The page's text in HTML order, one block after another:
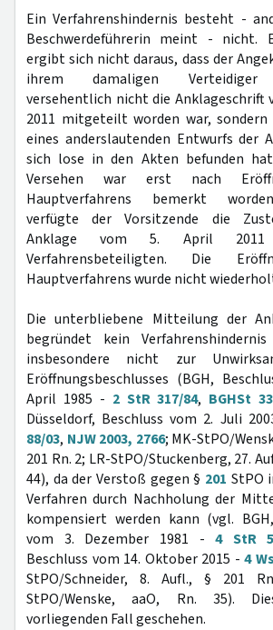
Ein Verfahrenshindernis besteht -
Beschwerdeführerin meint - nicht.
ergibt sich nicht daraus, dass der
ihrem damaligen Verteidiger
versehentlich nicht die Anklageschrift
2011 mitgeteilt worden war, sondern
eines anderslautenden Entwurfs der
sich lose in den Akten befunden
Versehen war erst nach
Hauptverfahrens bemerkt
verfügte der Vorsitzende die
Anklage vom 5. April
Verfahrensbeteiligten. Die
Hauptverfahrens wurde nicht
Die unterbliebene Mitteilung der
begründet kein
insbesondere nicht zur
Eröffnungsbeschlusses (BGH,
April 1985 - 2 StR 317/84, BGHSt
Düsseldorf, Beschluss vom 2. Juli
88/03, NJW 2003, 2766; MK-StPO/
201 Rn. 2; LR-StPO/Stuckenberg, 27.
44), da der Verstoß gegen § 201 StPO
Verfahren durch Nachholung der
kompensiert werden kann (vgl.
vom 3. Dezember 1981 -4 StR
Beschluss vom 14. Oktober 2015 -4
StPO/Schneider, 8. Aufl., § 201
StPO/Wenske, aaO, Rn. 35).
vorliegenden Fall geschehen.